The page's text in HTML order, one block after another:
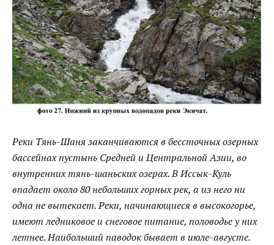
Реки Тянь-Шанязаканчиваются в бессточных озерных
бассейнах пустынь Средней иЦентральной Азии, во
внутренних тянь-шаньских озерах. ВИссык-Куль
впадает около 80 небольших горных рек, а из него ни
одна не вытекает. Реки, начинающиеся в высокогорье,
имеют ледниковое и снеговое питание, половодье у них
летнее. Наибольший паводок бывает в июле-августе.